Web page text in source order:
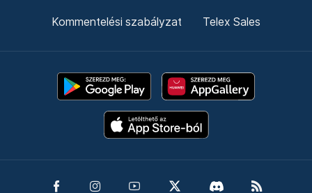
Kommentelési szabályzat Telex Sales